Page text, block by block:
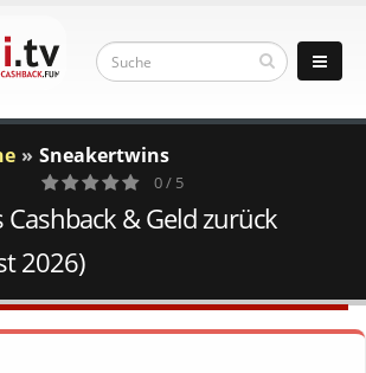
Sneakertwins
0
Votes
0 / 5
& Geld zurück
2026)